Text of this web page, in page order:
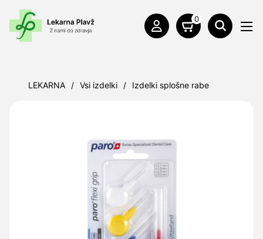
0
LEKARNA / Vsi izdelki / Izdelki splošne rabe